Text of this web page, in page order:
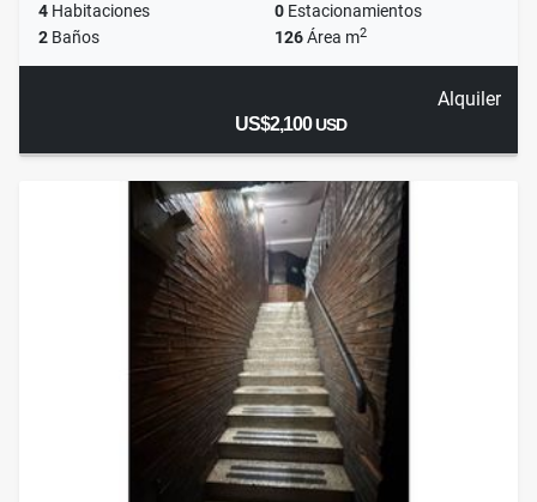
4 Habitaciones 0 Estacionamientos
2 Baños 126Área m2
Alquiler
US$2,100USD